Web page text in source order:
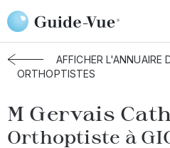
Aller au contenu principal
Accueil Annuaire des orthoptistes
AFFICHER L'ANNUAIRE
ORTHOPTISTES
M Gervais
Orthoptiste à